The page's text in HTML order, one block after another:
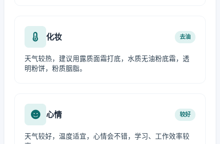
化妆 去油
天气较热，建议用露质面霜打底，水质无油粉底霜，透
明粉饼，粉质胭脂。
心情 较好
天气较好，温度适宜，心情会不错，学习、工作效率较